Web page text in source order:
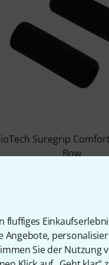
fluffiges
Angebote,
Sie der Nutzung
Suregrip
Bow
Sofort lieferbar